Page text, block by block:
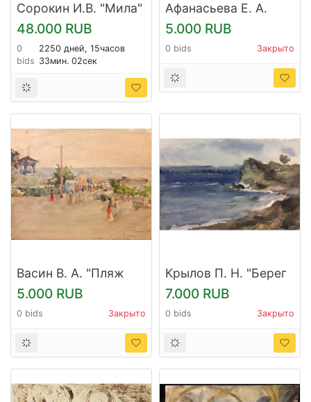
Сорокин И.В. "Мила"
48.000 RUB
0
bids
2250 дней, 15часов
33мин. 02сек
Афанасьева Е. А.
"Высадка с корабля
на берег"
5.000 RUB
0 bids Закрыто
Васин В. А. "Пляж
Ланжерон. Одесса"
5.000 RUB
0 bids Закрыто
Крылов П. Н. "Берег
моря"
7.000 RUB
0 bids Закрыто